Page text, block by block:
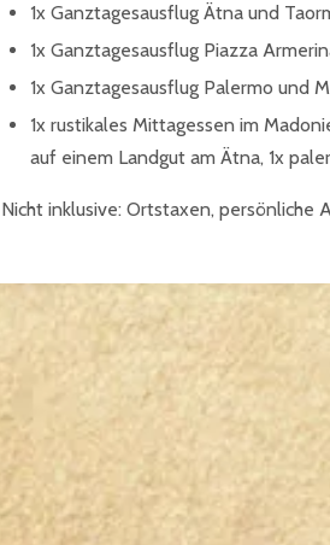
1x Ganztagesausflug Ätna und
1x Ganztagesausflug Piazza
1x Ganztagesausflug Palermo und
1x rustikales Mittagessen im
auf einem Landgut am Ätna, 1x
Nicht inklusive: Ortstaxen, persönliche